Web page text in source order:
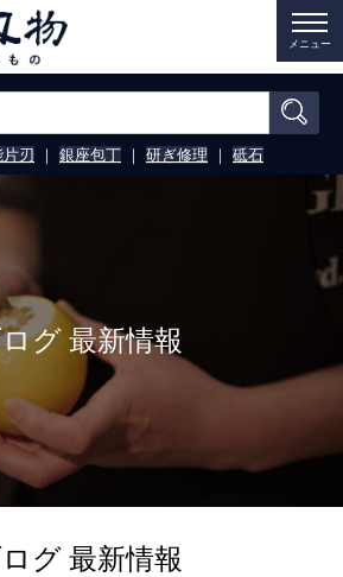
メニュー
刃 ｜ 銀座包丁 ｜ 研ぎ修理 ｜ 砥石
グ 最新情報
グ 最新情報